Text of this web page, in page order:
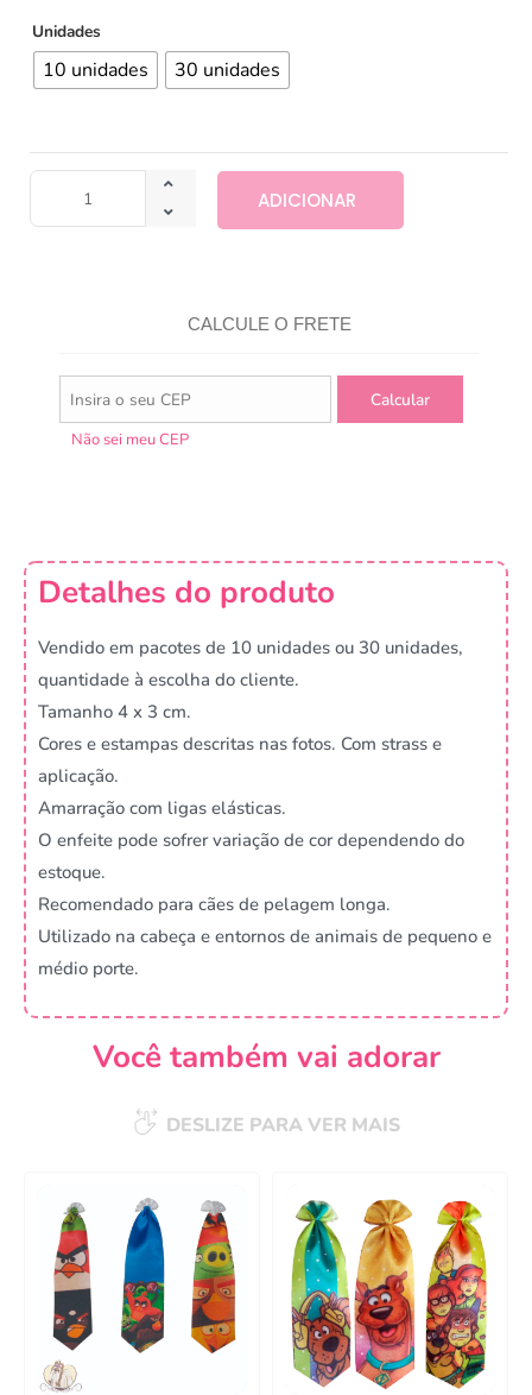
Unidades
10 unidades 30 unidades
ADICIONAR
CALCULE O FRETE
Não sei meu CEP
Detalhes do produto
Vendido em pacotes de 10 unidades ou 30 unidades,
quantidade à escolha do cliente.
Tamanho 4 x 3 cm.
Cores e estampas descritas nas fotos. Com strass e
aplicação.
Amarração com ligas elásticas.
O enfeite pode sofrer variação de cor dependendo do
estoque.
Recomendado para cães de pelagem longa.
Utilizado na cabeça e entornos de animais de pequeno e
médio porte.
Você também vai adorar
DESLIZE PARA VER MAIS
Campanha lançada com
sucesso!